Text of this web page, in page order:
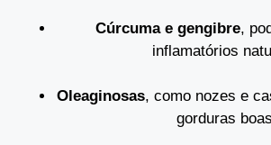
Cúrcuma e gengibre,
inflamatórios
Oleaginosas, como nozes e
gorduras boas